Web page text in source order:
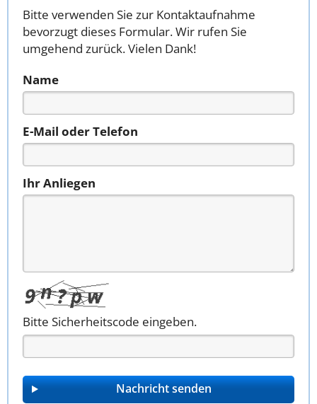
Bitte verwenden Sie zur Kontaktaufnahme
bevorzugt dieses Formular. Wir rufen Sie
umgehend zurück. Vielen Dank!
Name
E-Mail oder Telefon
Ihr Anliegen
Bitte Sicherheitscode eingeben.